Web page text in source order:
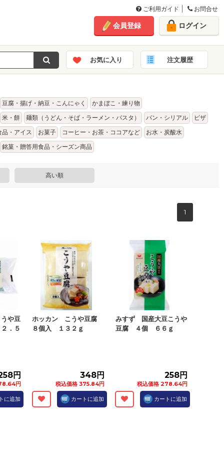
ご利用ガイド お問合せ
会員登録 ログイン
お気に入り 注文履歴
豆腐・揚げ・納豆・こんにゃく
かまぼこ・練り物
米・餅
麺類（うどん・そば・ラーメン・パスタ） パン・シリアル
ピザ
品・アイス
お菓子 コーヒー・お茶・ココアなど
お水・炭酸水
銘菓・贈答用食品・シーズン商品
高い順
1
や豆
．５
円
円
に追加
ホッカン こうや豆腐
８個入 １３２ｇ
348円
税込価格 375.84円
カートに追加
みすず 国産大豆こうや
豆腐 ４個 ６６ｇ
258円
税込価格 278.64円
カートに追加